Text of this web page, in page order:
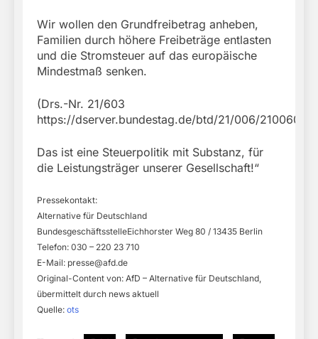
Wir wollen den Grundfreibetrag anheben,
Familien durch höhere Freibeträge entlasten
und die Stromsteuer auf das europäische
Mindestmaß senken.
(Drs.-Nr. 21/603
https://dserver.bundestag.de/btd/21/006/
Das ist eine Steuerpolitik mit Substanz, für
die Leistungsträger unserer Gesellschaft!“
Pressekontakt:
Alternative für Deutschland
BundesgeschäftsstelleEichhorster Weg 80 / 13435 Berlin
Telefon: 030 – 220 23 710
E-Mail: presse@afd.de
Original-Content von: AfD – Alternative für Deutschland,
übermittelt durch news aktuell
Quelle: ots